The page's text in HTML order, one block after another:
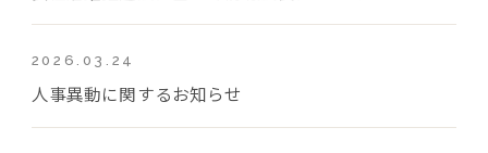
2026.03.24
人事異動に関するお知らせ